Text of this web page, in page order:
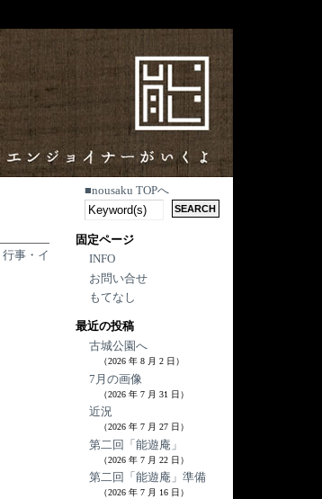
行事・イ
■nousaku TOPへ
固定ページ
INFO
お問い合せ
もてなし
最近の投稿
古城公園へ
（2026 年 8 月 2 日）
7月の画像
（2026 年 7 月 31 日）
近況
（2026 年 7 月 27 日）
第二回「能遊庵」
（2026 年 7 月 22 日）
第二回「能遊庵」準備
（2026 年 7 月 16 日）